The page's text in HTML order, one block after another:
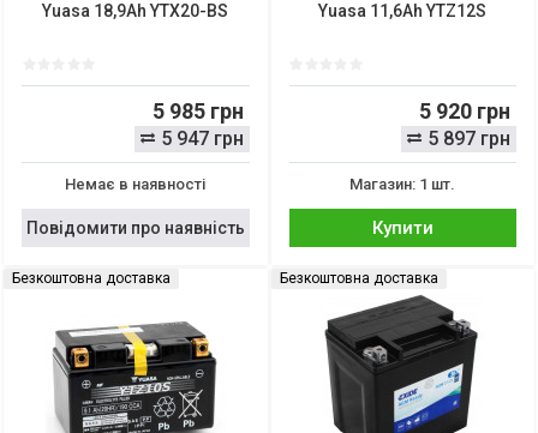
Yuasa 18,9Ah YTX20-BS
5 985 грн
5 947 грн
Немає в наявності
Повідомити про наявність
Yuasa 11,6Ah YTZ12S
5 920 грн
5 897 грн
Магазин: 1 шт.
Купити
Безкоштовна доставка Безкоштовна доставка